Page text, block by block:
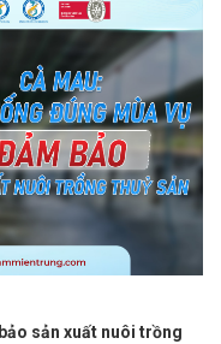
sản xuất nuôi trồng